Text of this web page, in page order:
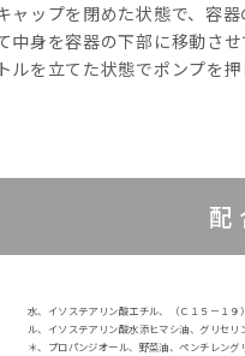
ャップを閉めた状態で、容
中身を容器の下部に移動さ
ルを立てた状態でポンプを押
配
水、イソステアリン酸エチル、（Ｃ１５－１
ル、イソステアリン酸水添ヒマシ油、グリセ
＊、プロパンジオール、野菜油、ペンチレン